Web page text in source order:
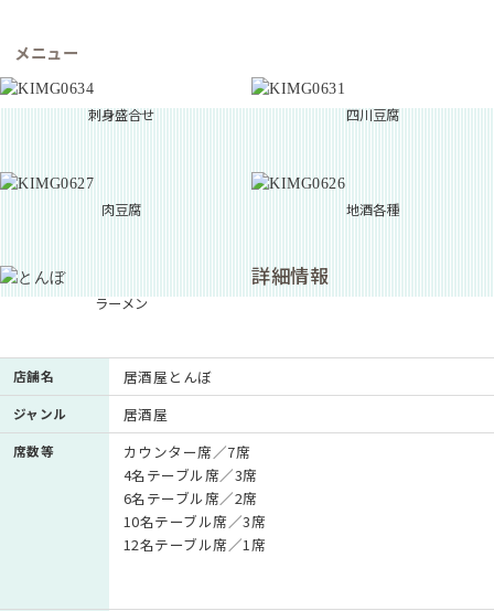
メニュー
刺身盛合せ 四川豆腐
肉豆腐 地酒各種
ラーメン
詳細情報
店舗名 居酒屋とんぼ
ジャンル 居酒屋
席数等
カウンター席／7席
4名テーブル席／3席
6名テーブル席／2席
10名テーブル席／3席
12名テーブル席／1席